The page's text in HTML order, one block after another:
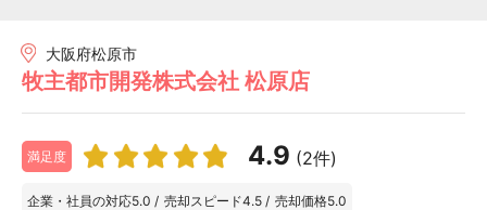
大阪府松原市
牧主都市開発株式会社 松原店
満足度 4.9 (2件)
企業・社員の対応5.0 / 売却スピード4.5 / 売却価格5.0